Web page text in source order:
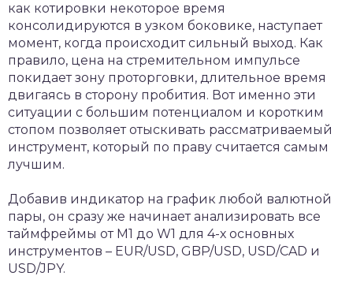
как котировки некоторое время
консолидируются в узком боковике, наступает
момент, когда происходит сильный выход. Как
правило, цена на стремительном импульсе
покидает зону проторговки, длительное время
двигаясь в сторону пробития. Вот именно эти
ситуации с большим потенциалом и коротким
стопом позволяет отыскивать рассматриваемый
инструмент, который по праву считается самым
лучшим.
Добавив индикатор на график любой валютной
пары, он сразу же начинает анализировать все
таймфреймы от М1 до W1 для 4-х основных
инструментов – EUR/USD, GBP/USD, USD/CAD и
USD/JPY.